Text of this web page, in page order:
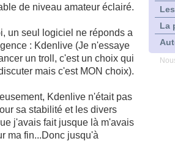
La
de niveau amateur éclairé.
un seul logiciel ne réponds a
: Kdenlive (Je n'essaye
un troll, c'est un choix qui
mais c'est MON choix).
Kdenlive n'était pas
sa stabilité et les divers
j'avais fait jusque là m'avais
ma fin...Donc jusqu'à